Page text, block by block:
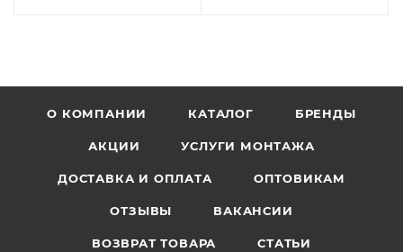
О КОМПАНИИ КАТАЛОГ БРЕНДЫ
АКЦИИ УСЛУГИ МОНТАЖА
ДОСТАВКА И ОПЛАТА ОПТОВИКАМ
ОТЗЫВЫ ВАКАНСИИ
ВОЗВРАТ ТОВАРА СТАТЬИ